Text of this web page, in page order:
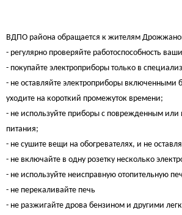
ВДПО района обращается к жителям
- регулярно проверяйте работоспособность
- покупайте электроприборы только в
- не оставляйте электроприборы включенными
уходите на короткий промежуток времени;
- не используйте приборы с поврежденным
питания;
- не сушите вещи на обогревателях, и не
- не включайте в одну розетку несколько
- не используйте неисправную отопительную
- не перекаливайте печь
- не разжигайте дрова бензином и другими